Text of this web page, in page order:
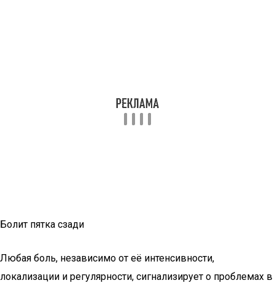
Болит пятка сзади
Любая боль, независимо от её интенсивности,
локализации и регулярности, сигнализирует о проблемах в